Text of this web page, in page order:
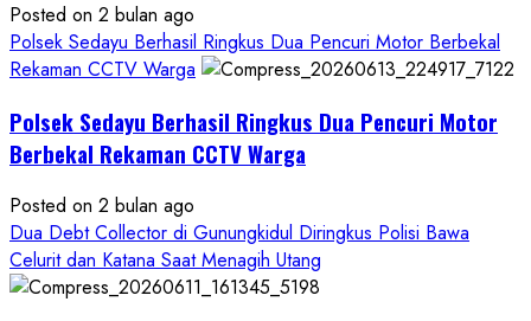
Posted on 2 bulan ago
Polsek Sedayu Berhasil Ringkus Dua Pencuri Motor Berbekal
Rekaman CCTV Warga
Polsek Sedayu Berhasil Ringkus Dua Pencuri Motor
Berbekal Rekaman CCTV Warga
Posted on 2 bulan ago
Dua Debt Collector di Gunungkidul Diringkus Polisi Bawa
Celurit dan Katana Saat Menagih Utang